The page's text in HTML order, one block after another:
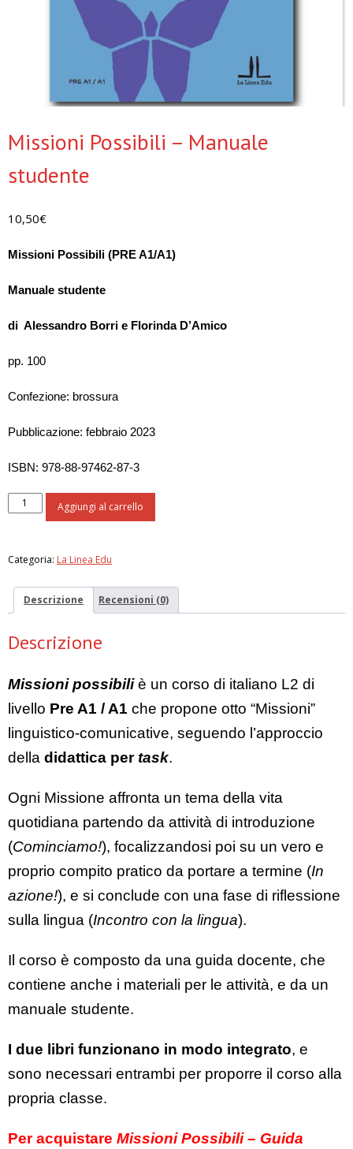
Missioni Possibili – Manuale
studente
10,50€
Missioni Possibili (PRE A1/A1)
Manuale studente
di Alessandro Borri e Florinda D’Amico
pp. 100
Confezione: brossura
Pubblicazione: febbraio 2023
ISBN: 978-88-97462-87-3
Missioni
Possibili
studente
Aggiungi al carrello
Categoria: La Linea Edu
Descrizione Recensioni (0)
Descrizione
Missioni possibiliè un corso di italiano L2 di
livello Pre A1 / A1 che propone otto “Missioni”
linguistico-comunicative, seguendo l’approccio
della didattica pertask.
Ogni Missione affronta un tema della vita
quotidiana partendo da attività di introduzione
(Cominciamo!), focalizzandosi poi su un vero e
proprio compito pratico da portare a termine (In
azione!), e si conclude con una fase di riflessione
sulla lingua (Incontro con la lingua).
Il corso è composto da una guida docente, che
contiene anche i materiali per le attività, e da un
manuale studente.
I due libri funzionano in modo integrato, e
sono necessari entrambi per proporre il corso alla
propria classe.
Per acquistare Missioni Possibili – Guida